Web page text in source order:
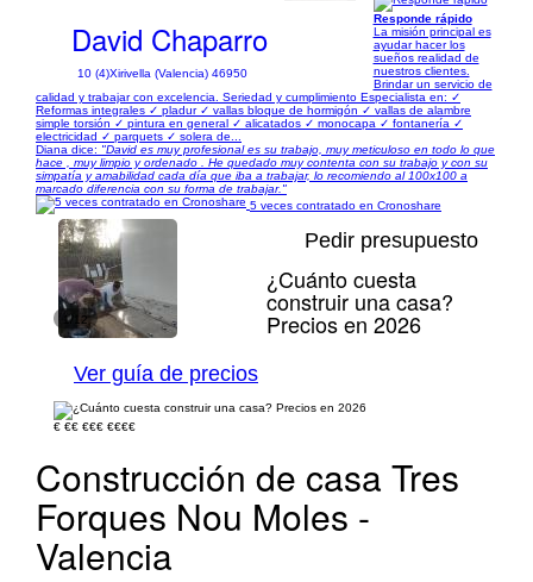
David Chaparro
10 (4)Xirivella (Valencia) 46950
Responde rápido
La misión principal es
ayudar hacer los
sueños realidad de
nuestros clientes.
Brindar un servicio de
calidad y trabajar con excelencia. Seriedad y cumplimiento Especialista en: ✓
Reformas integrales ✓ pladur ✓ vallas bloque de hormigón ✓ vallas de alambre
simple torsión ✓ pintura en general ✓ alicatados ✓ monocapa ✓ fontanería ✓
electricidad ✓ parquets ✓ solera de...
Diana dice: "David es muy profesional es su trabajo, muy meticuloso en todo lo que
hace , muy limpio y ordenado . He quedado muy contenta con su trabajo y con su
simpatía y amabilidad cada día que iba a trabajar, lo recomiendo al 100x100 a
marcado diferencia con su forma de trabajar."
5 veces contratado en Cronoshare
1/12
Pedir presupuesto
¿Cuánto cuesta
construir una casa?
Precios en 2026
Ver guía de precios
€ €€ €€€ €€€€
Construcción de casa Tres
Forques Nou Moles -
Valencia